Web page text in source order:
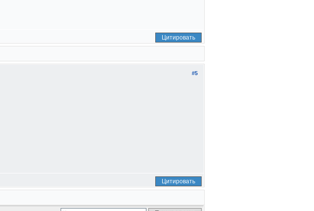
Цитировать
#5
Цитировать